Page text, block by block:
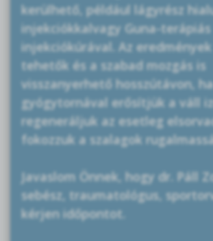
kerülhető, például lágyrész
injekciókkalvagy Guna-terápiás
injekciókúrával. Az
tehetők és a szabad mozgás is
visszanyerhető hosszútávon,
gyógytornával erősítjük a váll
regeneráljuk az esetleg
fokozzuk a szalagok
Javaslom Önnek, hogy dr. Páll
sebész, traumatológus,
kérjen időpontot.